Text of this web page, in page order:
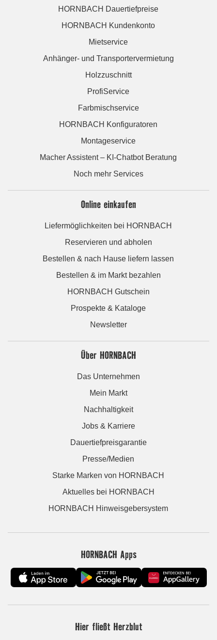
HORNBACH Dauertiefpreise
HORNBACH Kundenkonto
Mietservice
Anhänger- und Transportervermietung
Holzzuschnitt
ProfiService
Farbmischservice
HORNBACH Konfiguratoren
Montageservice
Macher Assistent – KI-Chatbot Beratung
Noch mehr Services
Online einkaufen
Liefermöglichkeiten bei HORNBACH
Reservieren und abholen
Bestellen & nach Hause liefern lassen
Bestellen & im Markt bezahlen
HORNBACH Gutschein
Prospekte & Kataloge
Newsletter
Über HORNBACH
Das Unternehmen
Mein Markt
Nachhaltigkeit
Jobs & Karriere
Dauertiefpreisgarantie
Presse/Medien
Starke Marken von HORNBACH
Aktuelles bei HORNBACH
HORNBACH Hinweisgebersystem
HORNBACH Apps
Hier fließt Herzblut